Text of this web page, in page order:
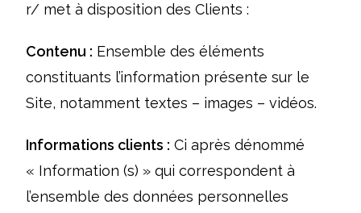
r/ met à disposition des Clients :
Contenu : Ensemble des éléments
constituants l’information présente sur le
Site, notamment textes – images – vidéos.
Informations clients : Ci après dénommé
« Information (s) » qui correspondent à
l’ensemble des données personnelles